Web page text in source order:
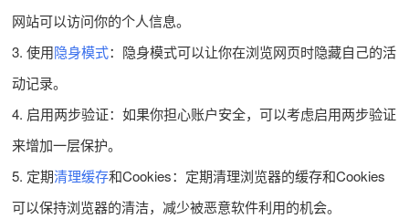
网站可以访问你的个人信息。
3. 使用隐身模式：隐身模式可以让你在浏览网页时隐藏自己的活
动记录。
4. 启用两步验证：如果你担心账户安全，可以考虑启用两步验证
来增加一层保护。
5. 定期清理缓存和Cookies：定期清理浏览器的缓存和Cookies
可以保持浏览器的清洁，减少被恶意软件利用的机会。